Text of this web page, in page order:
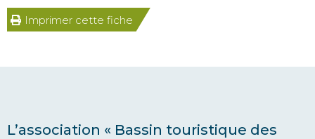
Imprimer cette fiche
L’association « Bassin touristique des